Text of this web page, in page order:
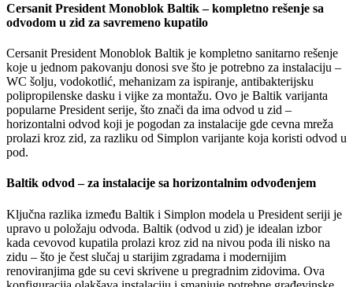
Cersanit President Monoblok Baltik – kompletno rešenje sa
odvodom u zid za savremeno kupatilo
Cersanit President Monoblok Baltik je kompletno sanitarno rešenje
koje u jednom pakovanju donosi sve što je potrebno za instalaciju –
WC šolju, vodokotlić, mehanizam za ispiranje, antibakterijsku
polipropilenske dasku i vijke za montažu. Ovo je Baltik varijanta
popularne President serije, što znači da ima odvod u zid –
horizontalni odvod koji je pogodan za instalacije gde cevna mreža
prolazi kroz zid, za razliku od Simplon varijante koja koristi odvod u
pod.
Baltik odvod – za instalacije sa horizontalnim odvođenjem
Ključna razlika između Baltik i Simplon modela u President seriji je
upravo u položaju odvoda. Baltik (odvod u zid) je idealan izbor
kada cevovod kupatila prolazi kroz zid na nivou poda ili nisko na
zidu – što je čest slučaj u starijim zgradama i modernijim
renoviranjima gde su cevi skrivene u pregradnim zidovima. Ova